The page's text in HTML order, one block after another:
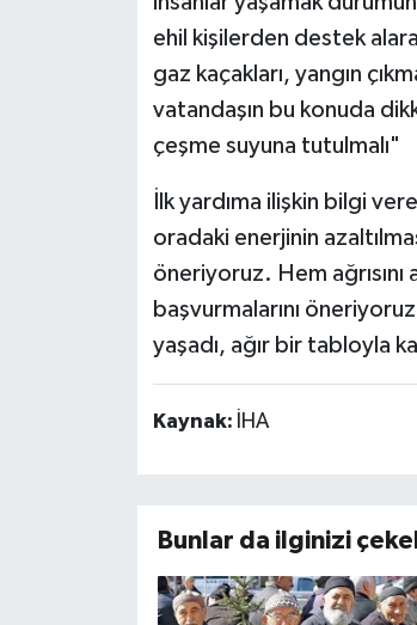
ehil kişilerden destek
gaz kaçakları, yangın
vatandaşın bu konuda
çeşme suyuna tutulmalı"
İlk yardıma ilişkin bilgi
oradaki enerjinin
öneriyoruz. Hem ağrısını
başvurmalarını
yaşadı, ağır bir tabloyla
Kaynak: İHA
Bunlar da ilginizi